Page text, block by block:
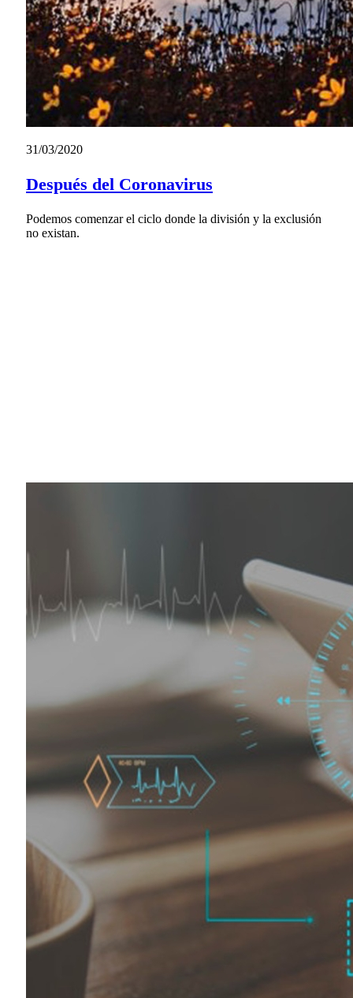
31/03/2020
Después del Coronavirus
Podemos comenzar el ciclo donde la división y la exclusión
no existan.